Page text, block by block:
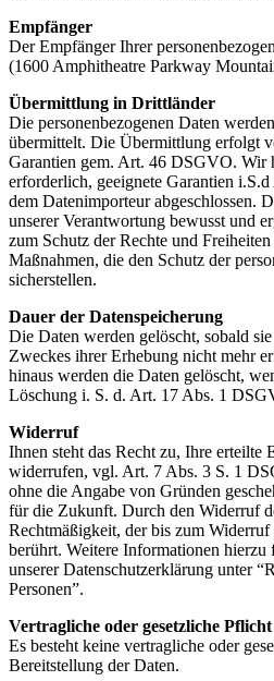
Empfänger
Der Empfänger Ihrer
(1600 Amphitheatre Parkway
Übermittlung in Drittländer
Die personenbezogenen Daten
übermittelt. Die Übermittlung erfolgt
Garantien gem. Art. 46 DSGVO. Wir
erforderlich, geeignete Garantien
dem Datenimporteur abgeschlossen.
unserer Verantwortung bewusst und
zum Schutz der Rechte und
Maßnahmen, die den Schutz der
sicherstellen.
Dauer der Datenspeicherung
Die Daten werden gelöscht, sobald
Zweckes ihrer Erhebung nicht mehr
hinaus werden die Daten gelöscht,
Löschung i. S. d. Art. 17 Abs. 1
Widerruf
Ihnen steht das Recht zu, Ihre erteilte
widerrufen, vgl. Art. 7 Abs. 3 S. 1
ohne die Angabe von Gründen
für die Zukunft. Durch den Widerruf
Rechtmäßigkeit, der bis zum
berührt. Weitere Informationen hierzu
unserer Datenschutzerklärung unter
Personen”.
Vertragliche oder gesetzliche Pflicht
Es besteht keine vertragliche oder
Bereitstellung der Daten.